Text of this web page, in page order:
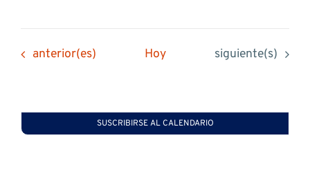
Eventos
anterior(es) Hoy Eventos
siguiente(s)
SUSCRIBIRSE AL CALENDARIO